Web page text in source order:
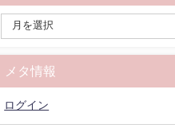
メタ情報
ログイン